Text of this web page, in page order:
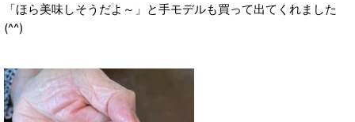
「ほら美味しそうだよ～」と手モデルも買って出てくれました
(^^)